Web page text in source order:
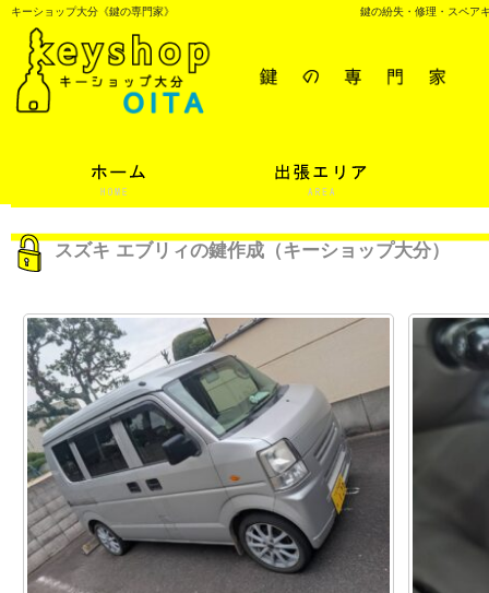
キーショップ大分《鍵の専門家》 鍵の紛失・修理・スペア
スズキ エブリィの鍵作成（キーショップ大分）